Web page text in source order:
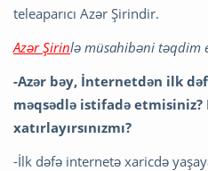
teleaparıcı Azər Şirindir.
Azər Şirinlə müsahibəni təqdim
-Azər bəy, İnternetdən ilk
məqsədlə istifadə
xatırlayırsınızmı?
-İlk dəfə internetə xaricdə